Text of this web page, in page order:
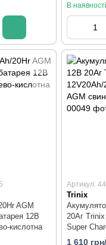
В наявності
AGM
12В
кислотна
Артикул:
Trinix
20Аг
Super
кислотна
1 610